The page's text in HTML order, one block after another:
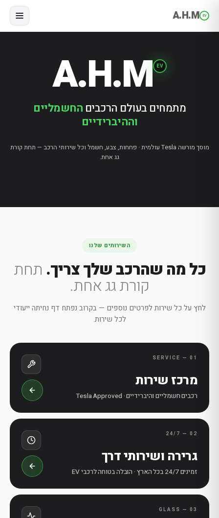
EV
A.H.M
EV
A.H.M
מתמחים בעולם הרכבים החשמליים
וההיברידיים
מוסך מורשה Tesla עולמית · פחחות, צבע, חשמל וכל שירותי הרכב — תחת קורת
גג אחת.
השירותים שלנו
כל מה שהרכב שלך צריך. תחת
קורת גג אחת.
לחץ על כל שירות לפרטים נוספים — בקרוב נפתח דף נחיתה ייעודי
לכל שירות.
01 — SERVICE
מרכז שירות
רכבים חשמליים והיברידיים · Tesla Approved
02 — 24/7
גרירה ושירותי דרך
זמינים 24/7 בכל הארץ · הובלה בטוחה לרכבי EV
03 — GLASS